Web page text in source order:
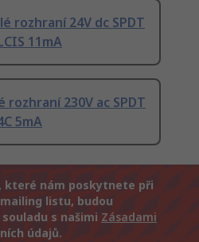
rozhraní 24V dc SPDT
11mA
rozhraní 230V ac SPDT
5mA
které nám poskytnete při
listu, budou
s našimi Zásadami
údajů.